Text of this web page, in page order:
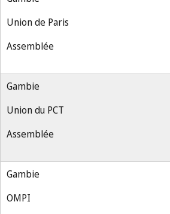
Union de Paris
Assemblée
Gambie
Union du PCT
Assemblée
Gambie
OMPI